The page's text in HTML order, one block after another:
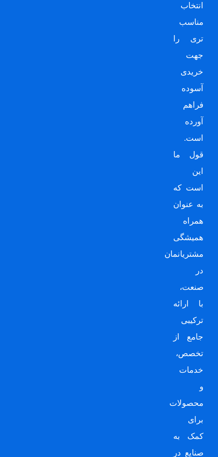
انتخاب
مناسب
تری را
جهت
خریدی
آسوده
فراهم
آورده
است.
قول ما
این
است که
به عنوان
همراه
همیشگی
مشتریانمان
در
صنعت،
با ارائه
ترکیبی
جامع از
تخصص،
خدمات
و
محصولات
برای
کمک به
صنایع در